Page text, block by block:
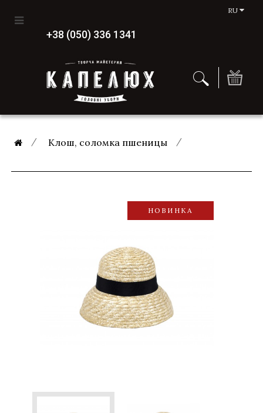
RU
+38 (050) 336 1341
Клош, соломка пшеницы
НОВИНКА